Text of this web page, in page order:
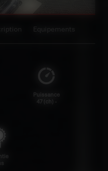
Equipements
Puissance
47 (ch) -